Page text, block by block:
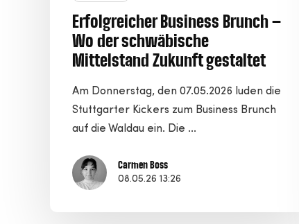
Erfolgreicher Business Brunch –
Wo der schwäbische
Mittelstand Zukunft gestaltet
Am Donnerstag, den 07.05.2026 luden die
Stuttgarter Kickers zum Business Brunch
auf die Waldau ein. Die ...
Carmen Boss
08.05.26 13:26